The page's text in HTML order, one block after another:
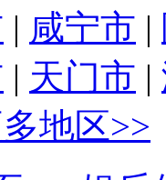
| 咸宁市 |
| 天门市 |
地区>>